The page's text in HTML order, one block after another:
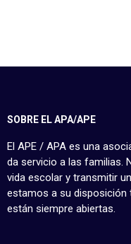
SOBRE EL APA/APE
El APE / APA es una
da servicio a las familias.
vida escolar y transmitir
estamos a su disposición
están siempre abiertas.